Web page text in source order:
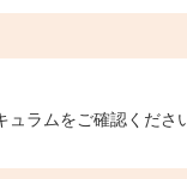
ラムをご確認くださ